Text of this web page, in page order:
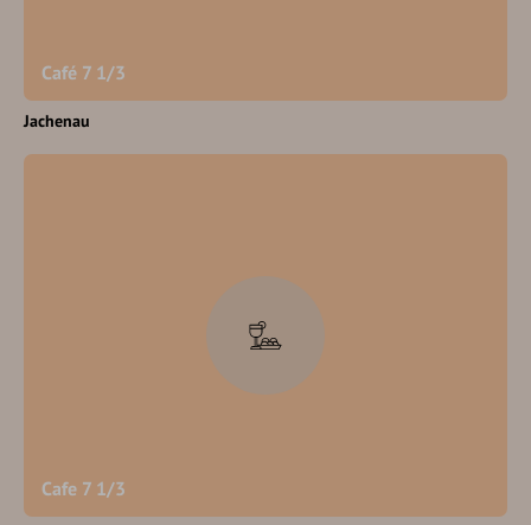
Café 7 1/3
Jachenau
Cafe 7 1/3